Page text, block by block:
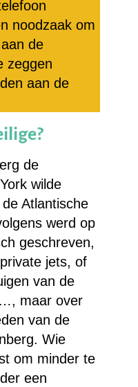
noodzaak om
de
zeggen
aan de
de
wilde
Atlantische
werd op
geschreven,
jets, of
van de
maar over
van de
Wie
om minder te
een